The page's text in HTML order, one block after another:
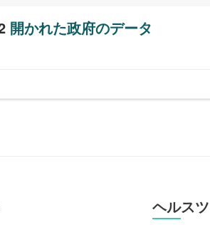
開かれた政府のデータ
ヘルス